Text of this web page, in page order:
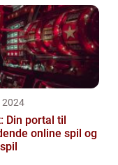
2024
Din portal til
online spil og